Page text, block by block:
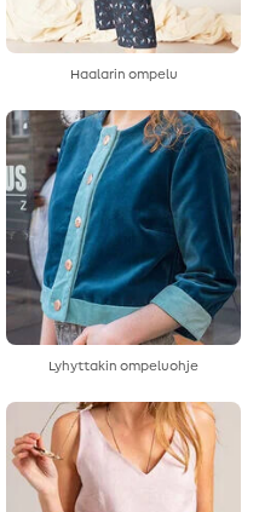
Haalarin ompelu
Lyhyttakin ompeluohje